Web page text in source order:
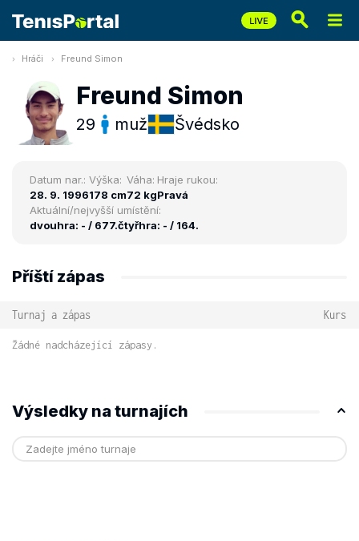
Hráči Freund Simon
Freund Simon
29 muž Švédsko
Datum nar.:
28. 9. 1996
Výška:
178 cm
Váha:
72 kg
Hraje rukou:
Pravá
Aktuální/nejvyšší umístění:
dvouhra: - / 677.čtyřhra: - / 164.
Příští zápas
Turnaj a zápas Kurs
Žádné nadcházející zápasy.
Výsledky na turnajích